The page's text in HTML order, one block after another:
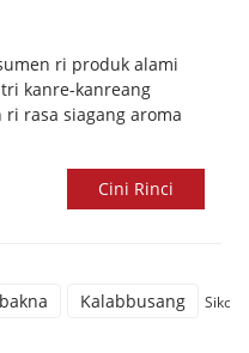
ri produk alami
kanre-kanreang
rasa siagang aroma
Cini Rinci
Kalabbusang